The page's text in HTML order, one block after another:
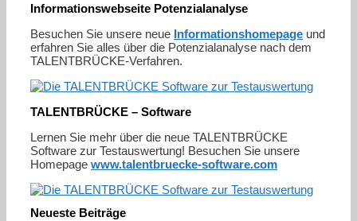
Informationswebseite Potenzialanalyse
Besuchen Sie unsere neue Informationshomepage und
erfahren Sie alles über die Potenzialanalyse nach dem
TALENTBRÜCKE-Verfahren.
TALENTBRÜCKE – Software
Lernen Sie mehr über die neue TALENTBRÜCKE
Software zur Testauswertung! Besuchen Sie unsere
Homepage www.talentbruecke-software.com
Neueste Beiträge